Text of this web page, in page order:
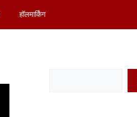
हॉलमार्किंग